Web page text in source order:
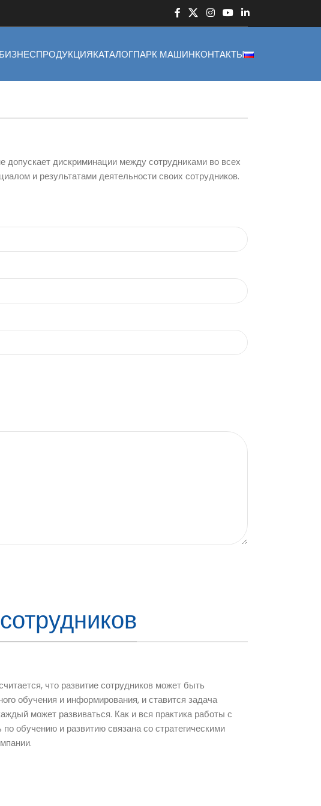
БИЗНЕСПРОДУКЦИЯКАТАЛОГПАРК МАШИНКОНТАКТЫ
допускает дискриминации между сотрудниками во всех
и результатами деятельности своих сотрудников.
что развитие сотрудников может быть
обучения и информирования, и ставится задача
может развиваться. Как и вся практика работы с
обучению и развитию связана со стратегическими